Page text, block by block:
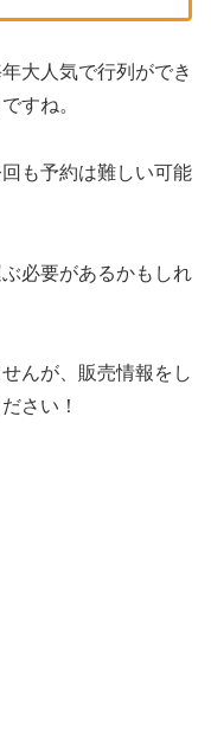
大人気で行列ができ
すね。
も予約は難しい可能
必要があるかもしれ
んが、販売情報をし
さい！